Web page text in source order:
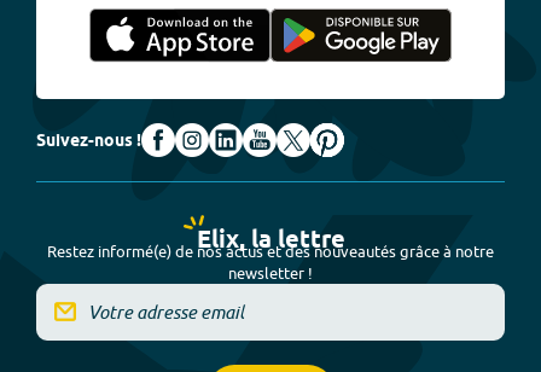
Suivez-nous !
Elix, la lettre
Restez informé(e) de nos actus et des nouveautés grâce à notre
newsletter !